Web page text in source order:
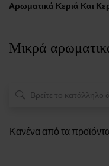
Αρωματικά Κεριά Και
Μικρά
Κανένα από τα